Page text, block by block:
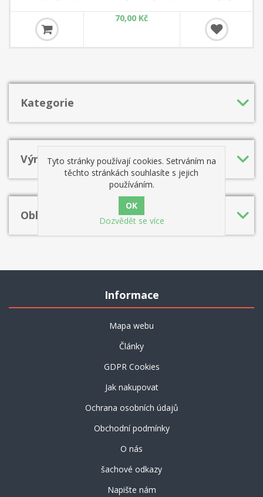
70,00 Kč
Kategorie
Výrobci
Oblíbená hesla
Informace
Mapa webu
Články
GDPR Cookies
Jak nakupovat
Ochrana osobních údajů
Obchodní podmínky
O nás
šachové odkazy
Napište nám
Tyto stránky používají cookies. Setrváním na
těchto stránkách souhlasíte s jejich
používáním.
Dozvědět se více